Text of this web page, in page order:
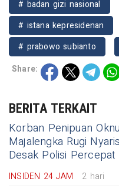
# badan gizi nasional
# istana kepresidenan
# prabowo subianto
Share:
BERITA TERKAIT
Korban Penipuan
Majalengka Rugi
Desak Polisi Percepat
INSIDEN 24 JAM 2 hari